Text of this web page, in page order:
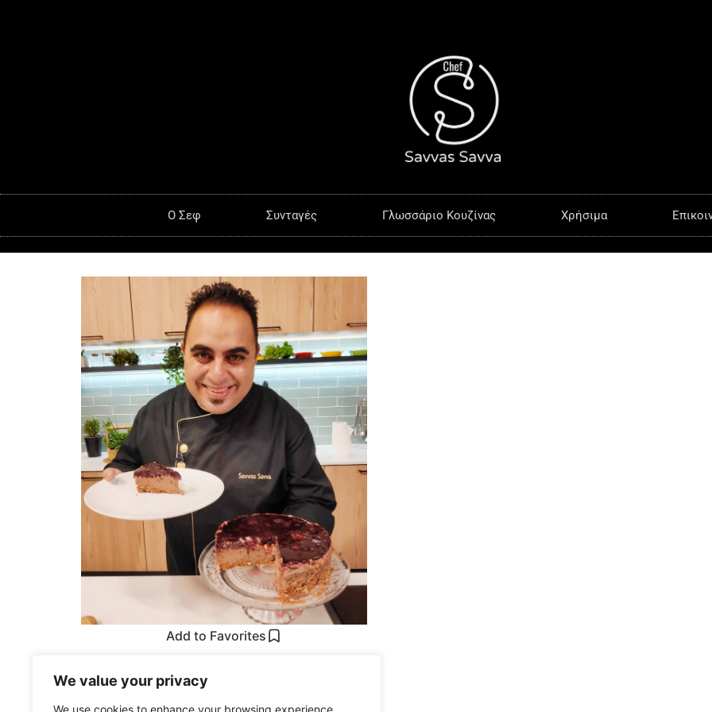
We value your privacy
We use cookies to enhance your browsing experience,
O Σεφ Συνταγές Γλωσσάριο Κουζίνας Χρήσιμα
Add to Favorites
Τουρτα Μους Σοκολατας με Μπισκοτα
και Φρουτα του Δασους